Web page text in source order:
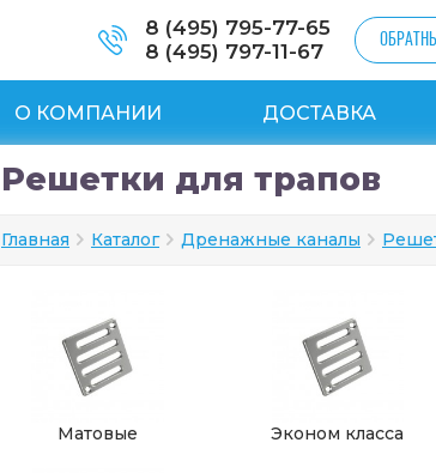
8 (495) 795-77-65
8 (495) 797-11-67
О КОМПАНИИ ДОСТАВКА
Решетки для трапов
Главная Каталог Дренажные каналы
Матовые Эконом класса